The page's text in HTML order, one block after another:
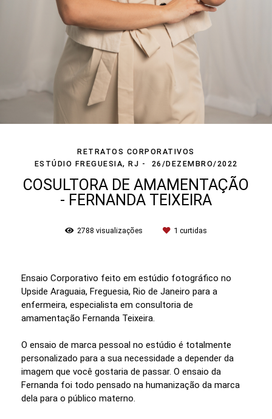
RETRATOS CORPORATIVOS
ESTÚDIO FREGUESIA, RJ
26/DEZEMBRO/2022
COSULTORA DE AMAMENTAÇÃO
- FERNANDA TEIXEIRA
2788 visualizações 1 curtidas
Ensaio Corporativo feito em estúdio fotográfico no
Upside Araguaia, Freguesia, Rio de Janeiro para a
enfermeira, especialista em consultoria de
amamentação Fernanda Teixeira.
O ensaio de marca pessoal no estúdio é totalmente
personalizado para a sua necessidade a depender da
imagem que você gostaria de passar. O ensaio da
Fernanda foi todo pensado na humanização da marca
dela para o público materno.